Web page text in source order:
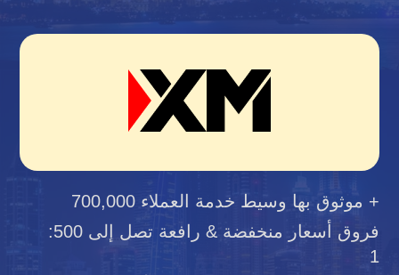
موثوق بها وسيط خدمة العملاء 700,000 +
فروق أسعار منخفضة & رافعة تصل إلى 500:
1